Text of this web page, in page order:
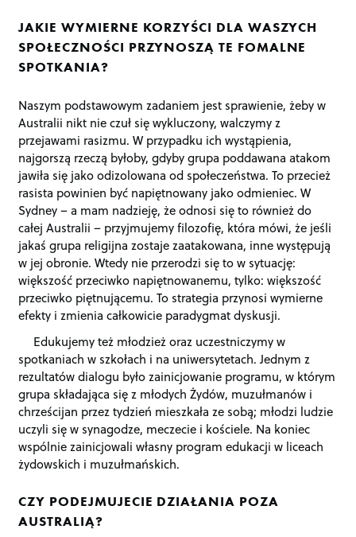
JAKIE WYMIERNE KORZYŚCI DLA WASZYCH
SPOŁECZNOŚCI PRZYNOSZĄ TE FOMALNE
SPOTKANIA?
Naszym podstawowym zadaniem jest sprawienie, żeby w
Australii nikt nie czuł się wykluczony, walczymy z
przejawami rasizmu. W przypadku ich wystąpienia,
najgorszą rzeczą byłoby, gdyby grupa poddawana atakom
jawiła się jako odizolowana od społeczeństwa. To przecież
rasista powinien być napiętnowany jako odmieniec. W
Sydney – a mam nadzieję, że odnosi się to również do
całej Australii – przyjmujemy filozofię, która mówi, że jeśli
jakaś grupa religijna zostaje zaatakowana, inne występują
w jej obronie. Wtedy nie przerodzi się to w sytuację:
większość przeciwko napiętnowanemu, tylko: większość
przeciwko piętnującemu. To strategia przynosi wymierne
efekty i zmienia całkowicie paradygmat dyskusji.
Edukujemy też młodzież oraz uczestniczymy w
spotkaniach w szkołach i na uniwersytetach. Jednym z
rezultatów dialogu było zainicjowanie programu, w którym
grupa składająca się z młodych Żydów, muzułmanów i
chrześcijan przez tydzień mieszkała ze sobą; młodzi ludzie
uczyli się w synagodze, meczecie i kościele. Na koniec
wspólnie zainicjowali własny program edukacji w liceach
żydowskich i muzułmańskich.
CZY PODEJMUJECIE DZIAŁANIA POZA
AUSTRALIĄ?